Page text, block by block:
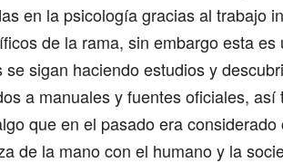
en la psicología gracias al trabajo
de la rama, sin embargo esta es
sigan haciendo estudios y
a manuales y fuentes oficiales, así
que en el pasado era considerado
de la mano con el humano y la